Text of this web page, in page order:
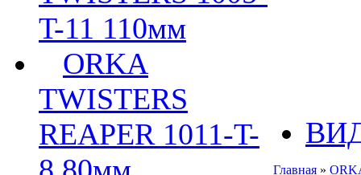
T-11 110мм
ORKA
TWISTERS
REAPER 1011-T-
Главная »